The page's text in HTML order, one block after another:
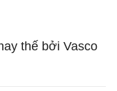
thế bởi Vasco